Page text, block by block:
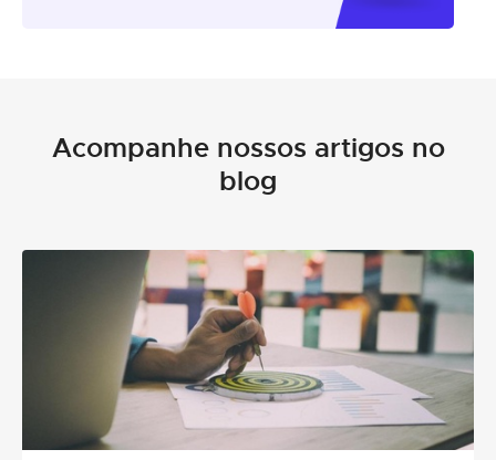
Acompanhe nossos artigos no
blog